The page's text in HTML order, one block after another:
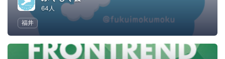
64人
福井